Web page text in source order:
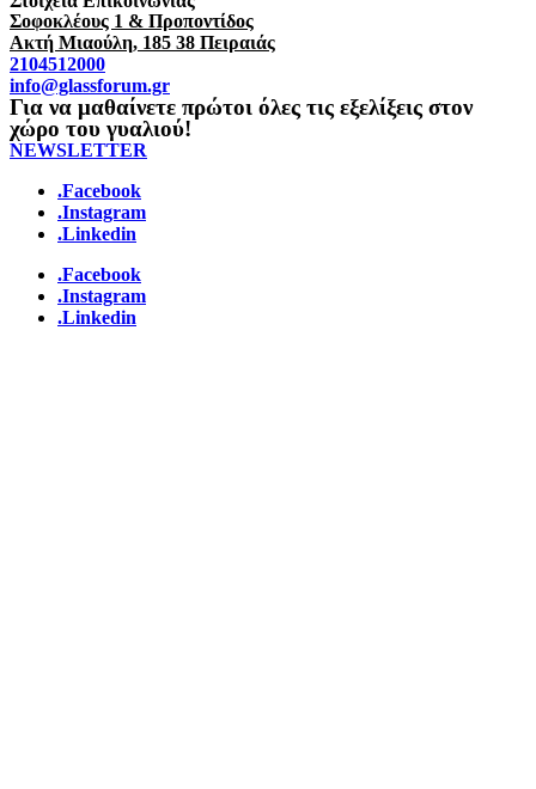
Σοφοκλέους 1 & Προποντίδος
Ακτή Μιαούλη, 185 38 Πειραιάς
2104512000
info@glassforum.gr
Για να μαθαίνετε πρώτοι όλες τις εξελίξεις στον
χώρο του γυαλιού!
NEWSLETTER
.Facebook
.Instagram
.Linkedin
.Facebook
.Instagram
.Linkedin